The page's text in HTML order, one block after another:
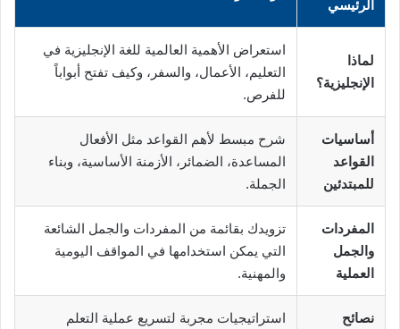
الرئيسي
لماذا
الإنجليزية؟
استعراض الأهمية العالمية للغة الإنجليزية في
التعليم، الأعمال، والسفر، وكيف تفتح أبواباً
للفرص.
أساسيات
القواعد
للمبتدئين
شرح مبسط لأهم القواعد مثل الأفعال
المساعدة، الضمائر، الأزمنة الأساسية، وبناء
الجملة.
المفردات
والجمل
العملية
تزويدك بقائمة من المفردات والجمل الشائعة
التي يمكن استخدامها في المواقف اليومية
والمهنية.
نصائح
استراتيجيات مجربة لتسريع عملية التعلم